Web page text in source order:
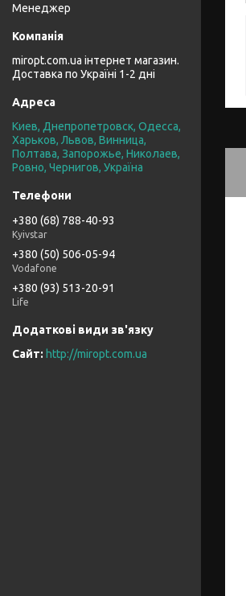
Менеджер
miropt.com.ua інтернет магазин.
Доставка по Україні 1-2 дні
Киев, Днепропетровск, Одесса,
Харьков, Львов, Винница,
Полтава, Запорожье, Николаев,
Ровно, Чернигов, Україна
+380 (68) 788-40-93
Kyivstar
+380 (50) 506-05-94
Vodafone
+380 (93) 513-20-91
Life
http://miropt.com.ua